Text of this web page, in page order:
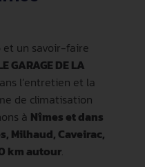
et un savoir-faire
GARAGE DE LA
l’entretien et la
de climatisation
à Nîmes et dans
Milhaud, Caveirac,
km autour.